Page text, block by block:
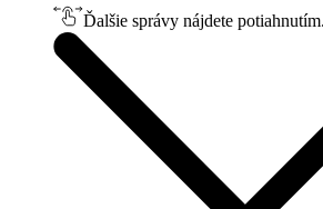
Ďalšie správy nájdete potiahnutím.